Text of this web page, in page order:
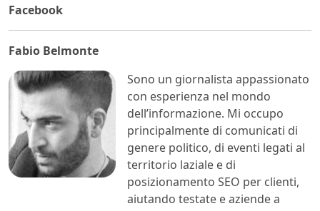
Facebook
Fabio Belmonte
Sono un giornalista appassionato
con esperienza nel mondo
dell’informazione. Mi occupo
principalmente di comunicati di
genere politico, di eventi legati al
territorio laziale e di
posizionamento SEO per clienti,
aiutando testate e aziende a